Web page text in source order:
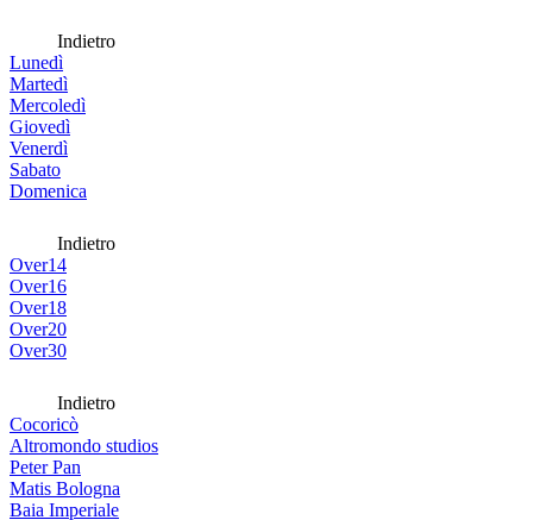
Indietro
Lunedì
Martedì
Mercoledì
Giovedì
Venerdì
Sabato
Domenica
Indietro
Over14
Over16
Over18
Over20
Over30
Indietro
Cocoricò
Altromondo studios
Peter Pan
Matis Bologna
Baia Imperiale